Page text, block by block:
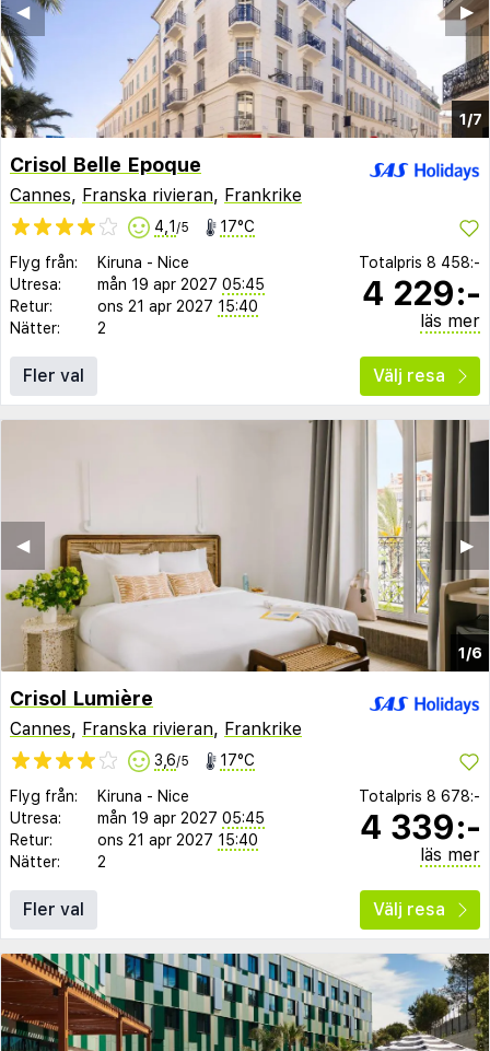
1/7
▶︎
◀︎
Crisol Belle Epoque
Cannes, Franska rivieran, Frankrike
4,1 /5 17°C
Flyg från: Kiruna - Nice
Utresa:
mån 19 apr 2027 05:45
Retur:
ons 21 apr 2027 15:40
Nätter:
2
Totalpris 8 458:-
4 229:-
läs mer
Fler val Välj resa
1/6
▶︎
◀︎
Crisol Lumière
Cannes, Franska rivieran, Frankrike
3,6/5 17°C
Flyg från: Kiruna - Nice
Utresa:
mån 19 apr 2027 05:45
Retur:
ons 21 apr 2027 15:40
Nätter:
2
Totalpris 8 678:-
4 339:-
läs mer
Fler val Välj resa